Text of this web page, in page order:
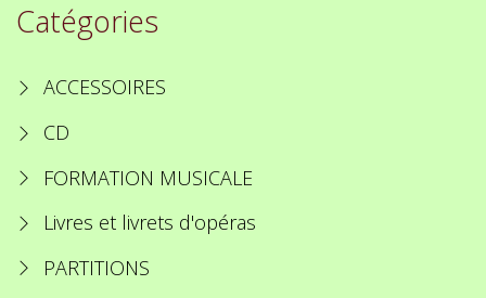
Catégories
ACCESSOIRES
CD
FORMATION MUSICALE
Livres et livrets d'opéras
PARTITIONS